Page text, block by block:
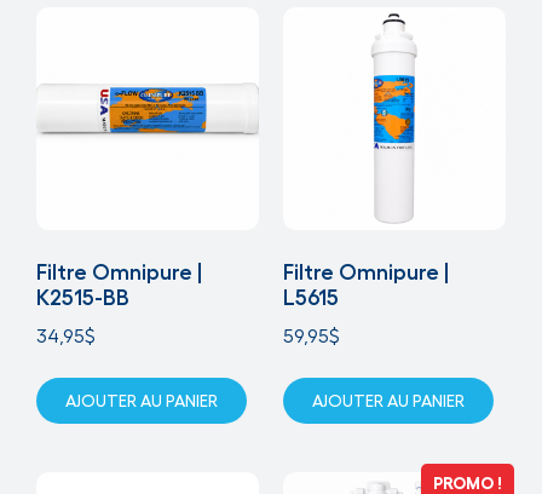
Filtre Omnipure |
K2515-BB
34,95$
AJOUTER AU PANIER
Filtre Omnipure |
L5615
59,95$
AJOUTER AU PANIER
PROMO !